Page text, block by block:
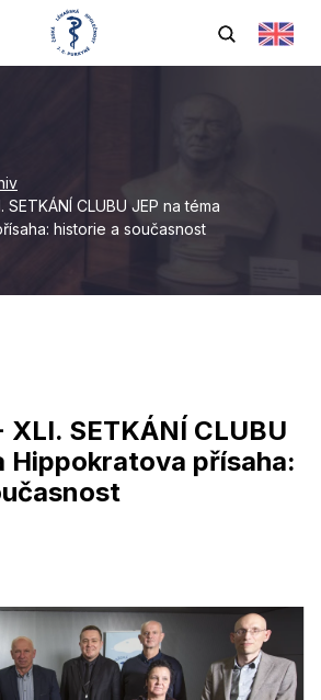
SETKÁNÍ CLUBU JEP na téma
historie a současnost
XLI. SETKÁNÍ CLUBU
Hippokratova přísaha: